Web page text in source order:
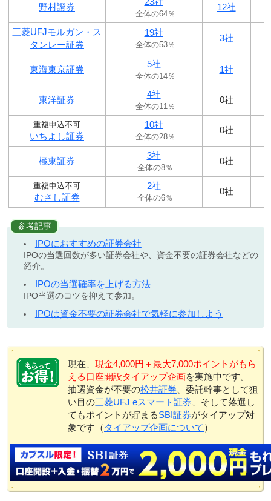
野村證券
全体の64％
12社
三菱UFJモルガン・ス
タンレー証券
19社
全体の53％
3社
東海東京証券
5社
全体の14％
1社
東洋証券
4社
全体の11％
0社
重複申込不可
いちよし証券
10社
全体の28％
0社
極東証券
3社
全体の8％
0社
重複申込不可
むさし証券
2社
全体の6％
0社
参考記事
IPOにおすすめの証券会社
IPOの当選回数が多い証券会社や、資金不要の証券会社などの
紹介。
IPOの当選確率を上げる方法
IPO当選のコツを抑えて参加。
IPOは資金不要の証券会社で気軽に参加しよう
現在、 現金4,000円＋最大7,000ポイントがもら
える口座開設タイアップ企画を実施中です。
抽選資金が不要の松井証券 、委託幹事として狙
い目の三菱UFJ eスマート証券 、そして落選し
てもポイントが貯まるSBI証券がタイアップ対
象です（ タイアップ企画について ）